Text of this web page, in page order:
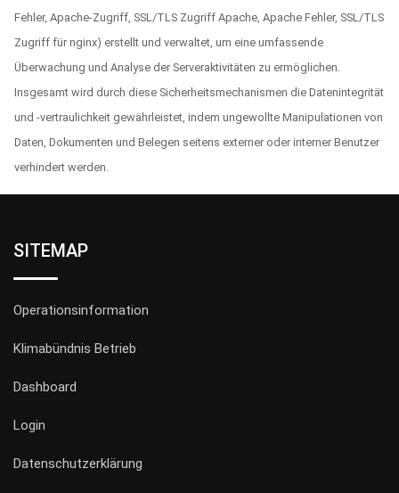
Fehler, Apache-Zugriff, SSL/TLS Zugriff Apache, Apache Fehler, SSL/TLS
Zugriff für nginx) erstellt und verwaltet, um eine umfassende
Überwachung und Analyse der Serveraktivitäten zu ermöglichen.
Insgesamt wird durch diese Sicherheitsmechanismen die Datenintegrität
und -vertraulichkeit gewährleistet, indem ungewollte Manipulationen von
Daten, Dokumenten und Belegen seitens externer oder interner Benutzer
verhindert werden.
SITEMAP
Operationsinformation
Klimabündnis Betrieb
Dashboard
Login
Datenschutzerklärung